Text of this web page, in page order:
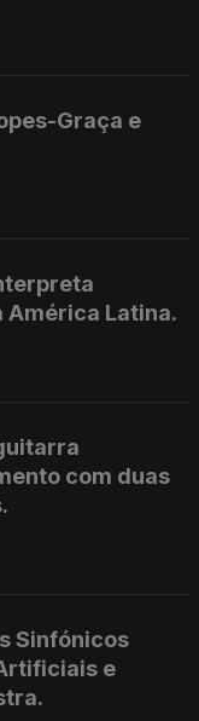
Graça e
América Latina.
com duas
Sinfónicos
e